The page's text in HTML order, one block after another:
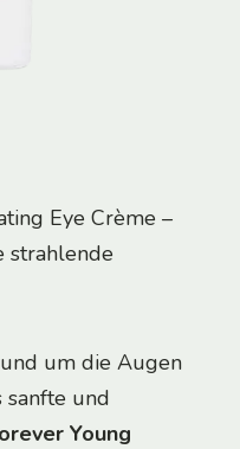
Eye Crème –
strahlende
um die Augen
sanfte und
Young